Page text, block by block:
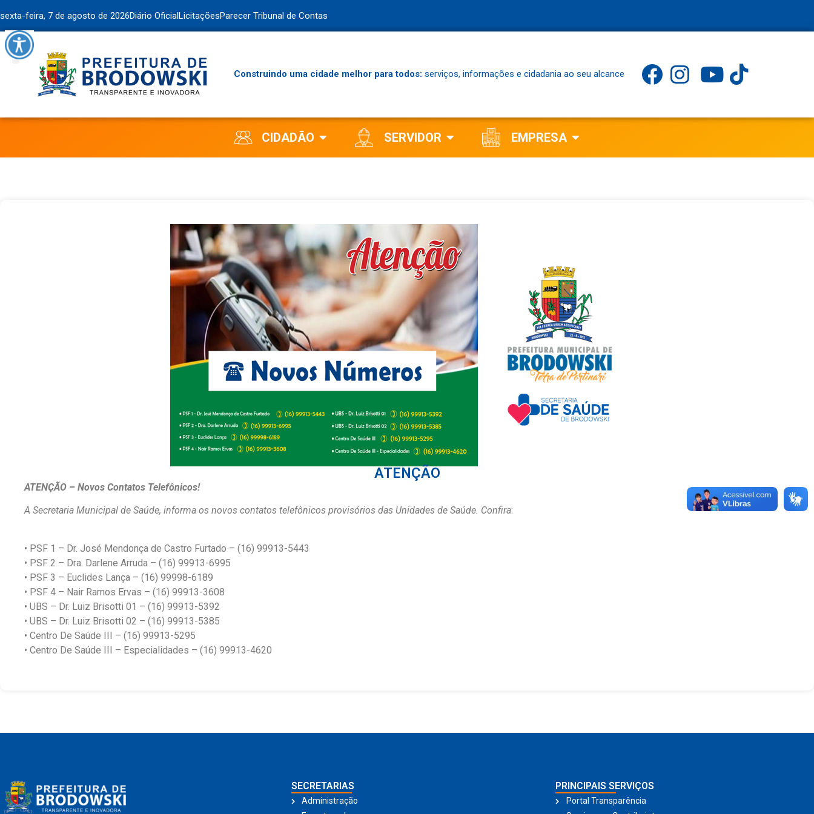
sexta-feira, 7 de agosto de 2026Diário OficialLicitaçõesParecer Tribunal de Contas
Construindo uma cidade melhor para todos: serviços, informações e cidadania ao seu alcance
CIDADÃO SERVIDOR EMPRESA
ATENÇÃO
ATENÇÃO – Novos Contatos Telefônicos!
A Secretaria Municipal de Saúde, informa os novos contatos telefônicos provisórios das Unidades de Saúde. Confira:
• PSF 1 – Dr. José Mendonça de Castro Furtado – (16) 99913-5443
• PSF 2 – Dra. Darlene Arruda – (16) 99913-6995
• PSF 3 – Euclides Lança – (16) 99998-6189
• PSF 4 – Nair Ramos Ervas – (16) 99913-3608
• UBS – Dr. Luiz Brisotti 01 – (16) 99913-5392
• UBS – Dr. Luiz Brisotti 02 – (16) 99913-5385
• Centro De Saúde III – (16) 99913-5295
• Centro De Saúde III – Especialidades – (16) 99913-4620
SECRETARIAS
Administração
PRINCIPAIS SERVIÇOS
Portal Transparência